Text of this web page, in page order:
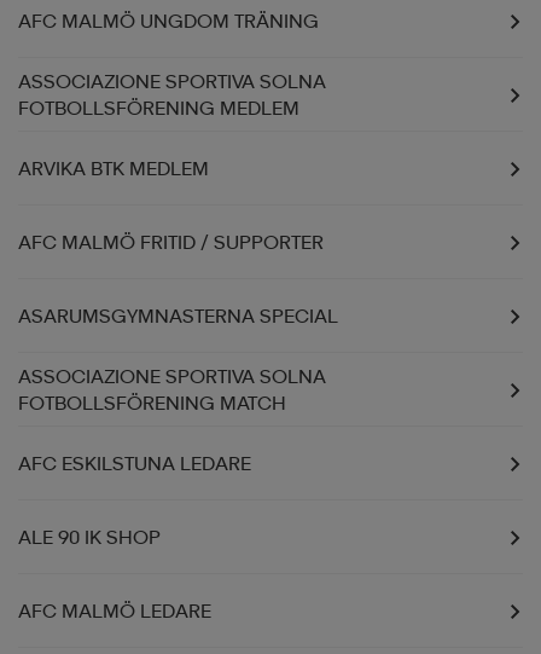
AFC MALMÖ UNGDOM TRÄNING
ASSOCIAZIONE SPORTIVA SOLNA
FOTBOLLSFÖRENING MEDLEM
ARVIKA BTK MEDLEM
AFC MALMÖ FRITID / SUPPORTER
ASARUMSGYMNASTERNA SPECIAL
ASSOCIAZIONE SPORTIVA SOLNA
FOTBOLLSFÖRENING MATCH
AFC ESKILSTUNA LEDARE
ALE 90 IK SHOP
AFC MALMÖ LEDARE